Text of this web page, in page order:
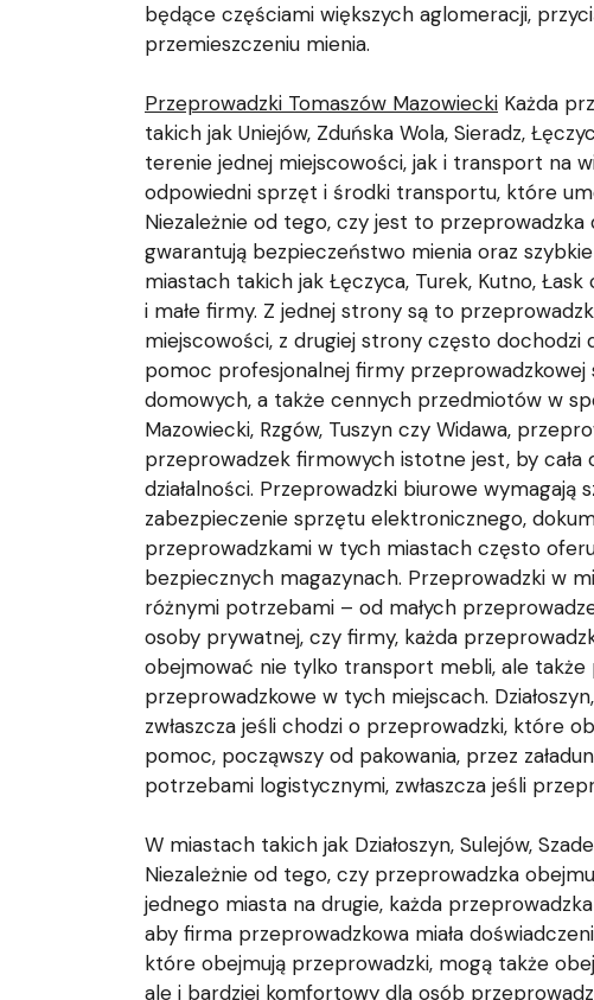
będące częściami większych aglomeracji,
przemieszczeniu mienia.
Przeprowadzki Tomaszów Mazowiecki Każda
takich jak Uniejów, Zduńska Wola, Sieradz,
terenie jednej miejscowości, jak i transport na
odpowiedni sprzęt i środki transportu, które
Niezależnie od tego, czy jest to przeprowadzka
gwarantują bezpieczeństwo mienia oraz
miastach takich jak Łęczyca, Turek, Kutno,
i małe firmy. Z jednej strony są to
miejscowości, z drugiej strony często dochodzi
pomoc profesjonalnej firmy
domowych, a także cennych przedmiotów w
Mazowiecki, Rzgów, Tuszyn czy Widawa,
przeprowadzek firmowych istotne jest, by cała
działalności. Przeprowadzki biurowe
zabezpieczenie sprzętu elektronicznego,
przeprowadzkami w tych miastach często
bezpiecznych magazynach. Przeprowadzki w
różnymi potrzebami – od małych
osoby prywatnej, czy firmy, każda
obejmować nie tylko transport mebli, ale
przeprowadzkowe w tych miejscach.
zwłaszcza jeśli chodzi o przeprowadzki, które
pomoc, począwszy od pakowania, przez
potrzebami logistycznymi, zwłaszcza jeśli
W miastach takich jak Działoszyn, Sulejów,
Niezależnie od tego, czy przeprowadzka
jednego miasta na drugie, każda
aby firma przeprowadzkowa miała
które obejmują przeprowadzki, mogą także
ale i bardziej komfortowy dla osób